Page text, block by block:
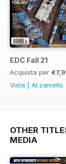
EDC Fall 21
Acquista per
Vista
Al carrello
OTHER
MEDIA